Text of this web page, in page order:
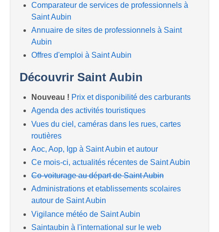
Comparateur de services de professionnels à
Saint Aubin
Annuaire de sites de professionnels à Saint
Aubin
Offres d'emploi à Saint Aubin
Découvrir Saint Aubin
Nouveau ! Prix et disponibilité des carburants
Agenda des activités touristiques
Vues du ciel, caméras dans les rues, cartes
routières
Aoc, Aop, Igp à Saint Aubin et autour
Ce mois-ci, actualités récentes de Saint Aubin
Co-voiturage au départ de Saint Aubin
Administrations et etablissements scolaires
autour de Saint Aubin
Vigilance météo de Saint Aubin
Saintaubin à l'international sur le web